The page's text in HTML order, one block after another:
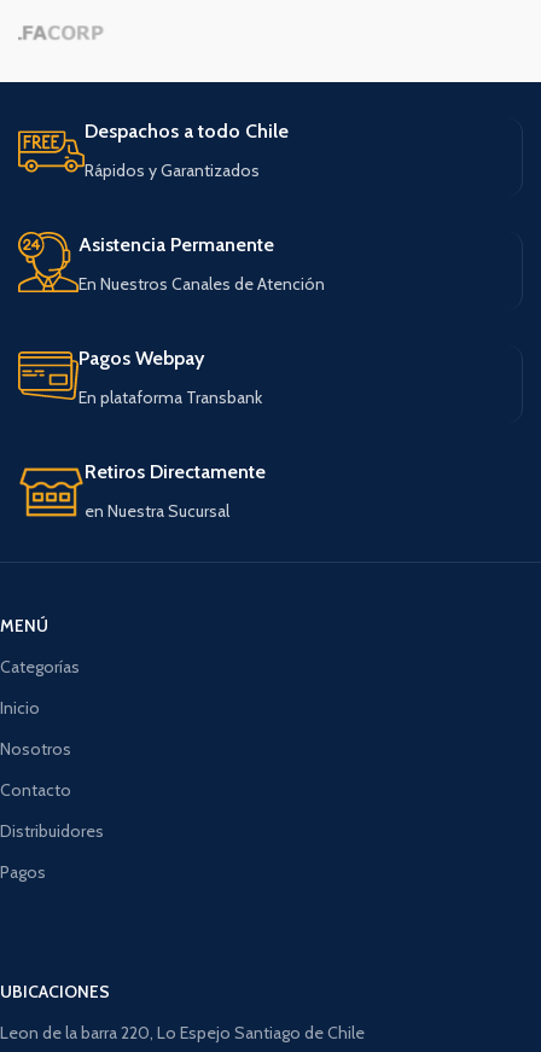
Despachos a todo Chile
Rápidos y Garantizados
Asistencia Permanente
En Nuestros Canales de Atención
Pagos Webpay
En plataforma Transbank
Retiros Directamente
en Nuestra Sucursal
MENÚ
Categorías
Inicio
Nosotros
Contacto
Distribuidores
Pagos
UBICACIONES
Leon de la barra 220, Lo Espejo Santiago de Chile